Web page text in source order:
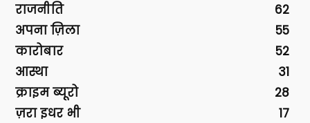
राजनीति
62
अपना ज़िला
55
कारोबार
52
आस्था
31
क्राइम ब्यूरो
28
ज़रा इधर भी
17